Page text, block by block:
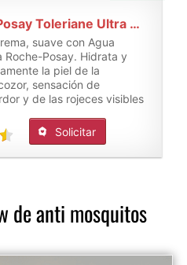
La Roche Posay Toleriane Ultra Cuidado Calmante Intensivo - 40ml
suave con Agua
Roche-Posay. Hidrata y
la piel de la
sensación de
y de las rojeces visibles
Solicitar
de anti mosquitos